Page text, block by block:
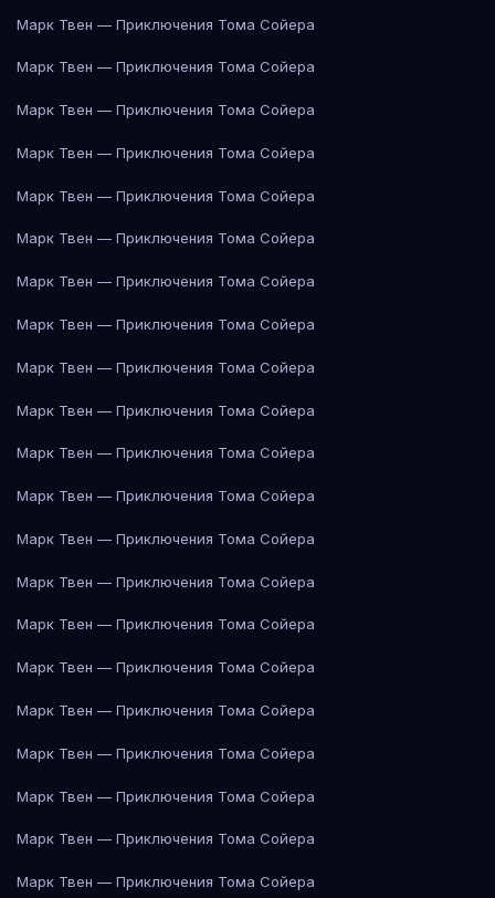
Марк Твен — Приключения Тома Сойера
Марк Твен — Приключения Тома Сойера
Марк Твен — Приключения Тома Сойера
Марк Твен — Приключения Тома Сойера
Марк Твен — Приключения Тома Сойера
Марк Твен — Приключения Тома Сойера
Марк Твен — Приключения Тома Сойера
Марк Твен — Приключения Тома Сойера
Марк Твен — Приключения Тома Сойера
Марк Твен — Приключения Тома Сойера
Марк Твен — Приключения Тома Сойера
Марк Твен — Приключения Тома Сойера
Марк Твен — Приключения Тома Сойера
Марк Твен — Приключения Тома Сойера
Марк Твен — Приключения Тома Сойера
Марк Твен — Приключения Тома Сойера
Марк Твен — Приключения Тома Сойера
Марк Твен — Приключения Тома Сойера
Марк Твен — Приключения Тома Сойера
Марк Твен — Приключения Тома Сойера
Марк Твен — Приключения Тома Сойера